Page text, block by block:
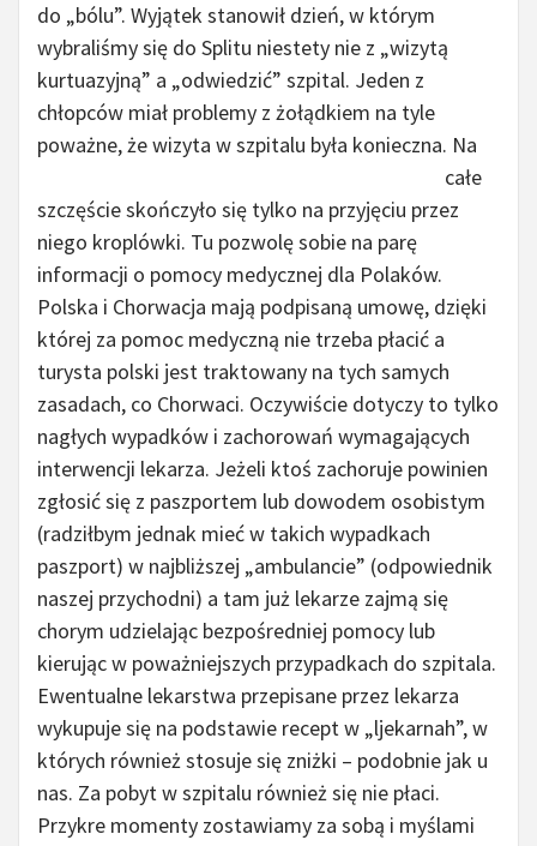
do „bólu”. Wyjątek stanowił dzień, w którym
wybraliśmy się do Splitu niestety nie z „wizytą
kurtuazyjną” a „odwiedzić” szpital. Jeden z
chłopców miał problemy z żołądkiem na tyle
poważne, że wizyta w szpitalu była konieczna. Na
całe
szczęście skończyło się tylko na przyjęciu przez
niego kroplówki. Tu pozwolę sobie na parę
informacji o pomocy medycznej dla Polaków.
Polska i Chorwacja mają podpisaną umowę, dzięki
której za pomoc medyczną nie trzeba płacić a
turysta polski jest traktowany na tych samych
zasadach, co Chorwaci. Oczywiście dotyczy to tylko
nagłych wypadków i zachorowań wymagających
interwencji lekarza. Jeżeli ktoś zachoruje powinien
zgłosić się z paszportem lub dowodem osobistym
(radziłbym jednak mieć w takich wypadkach
paszport) w najbliższej „ambulancie” (odpowiednik
naszej przychodni) a tam już lekarze zajmą się
chorym udzielając bezpośredniej pomocy lub
kierując w poważniejszych przypadkach do szpitala.
Ewentualne lekarstwa przepisane przez lekarza
wykupuje się na podstawie recept w „ljekarnah”, w
których również stosuje się zniżki – podobnie jak u
nas. Za pobyt w szpitalu również się nie płaci.
Przykre momenty zostawiamy za sobą i myślami